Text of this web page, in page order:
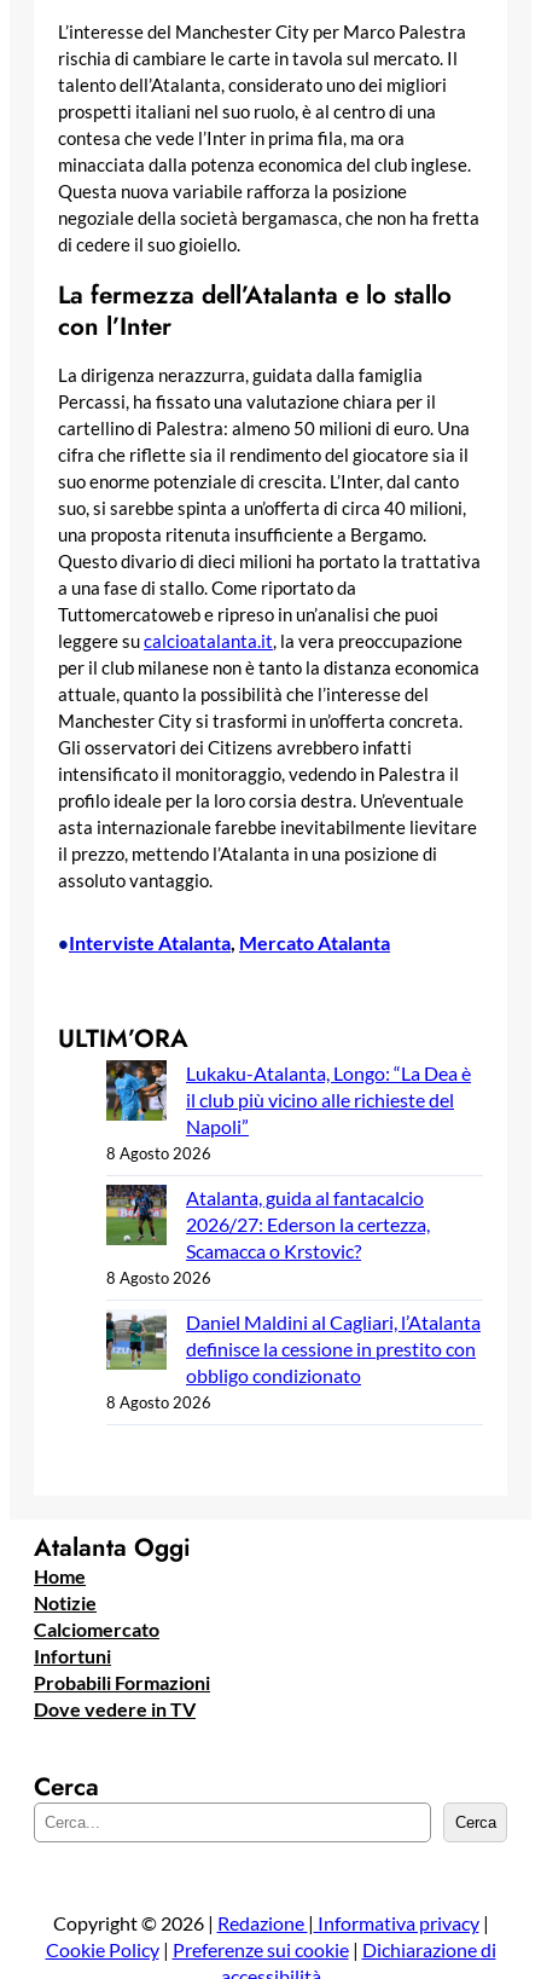
L’interesse del Manchester City per Marco Palestra
rischia di cambiare le carte in tavola sul mercato. Il
talento dell’Atalanta, considerato uno dei migliori
prospetti italiani nel suo ruolo, è al centro di una
contesa che vede l’Inter in prima fila, ma ora
minacciata dalla potenza economica del club inglese.
Questa nuova variabile rafforza la posizione
negoziale della società bergamasca, che non ha fretta
di cedere il suo gioiello.
La fermezza dell’Atalanta e lo stallo
con l’Inter
La dirigenza nerazzurra, guidata dalla famiglia
Percassi, ha fissato una valutazione chiara per il
cartellino di Palestra: almeno 50 milioni di euro. Una
cifra che riflette sia il rendimento del giocatore sia il
suo enorme potenziale di crescita. L’Inter, dal canto
suo, si sarebbe spinta a un’offerta di circa 40 milioni,
una proposta ritenuta insufficiente a Bergamo.
Questo divario di dieci milioni ha portato la trattativa
a una fase di stallo. Come riportato da
Tuttomercatoweb e ripreso in un’analisi che puoi
leggere sucalcioatalanta.it, la vera preoccupazione
per il club milanese non è tanto la distanza economica
attuale, quanto la possibilità che l’interesse del
Manchester City si trasformi in un’offerta concreta.
Gli osservatori dei Citizens avrebbero infatti
intensificato il monitoraggio, vedendo in Palestra il
profilo ideale per la loro corsia destra. Un’eventuale
asta internazionale farebbe inevitabilmente lievitare
il prezzo, mettendo l’Atalanta in una posizione di
assoluto vantaggio.
•Interviste Atalanta, Mercato Atalanta
ULTIM’ORA
Lukaku-Atalanta, Longo: “La Dea è
il club più vicino alle richieste del
Napoli”
8 Agosto 2026
Atalanta, guida al fantacalcio
2026/27: Ederson la certezza,
Scamacca o Krstovic?
8 Agosto 2026
Daniel Maldini al Cagliari, l’Atalanta
definisce la cessione in prestito con
obbligo condizionato
8 Agosto 2026
Atalanta Oggi
Home
Notizie
Calciomercato
Infortuni
Probabili Formazioni
Dove vedere in TV
Cerca
e
a
Cerca
Copyright © 2026 | Redazione | Informativa privacy|
Cookie Policy| Preferenze sui cookie| Dichiarazione di